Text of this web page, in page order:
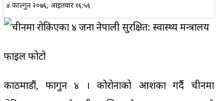
४ फाल्गुन २०७६, आईतवार १६:५६
फाइल फोटो
काठमाडौं, फागुन ४ । कोरोनाको आशंका गर्दै चीनमा